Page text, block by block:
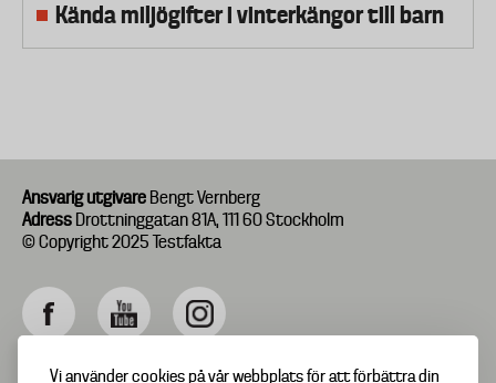
Vi använder cookies på vår webbplats för att förbättra din
Kända miljögifter i vinterkängor till barn
Ansvarig utgivare Bengt Vernberg
Adress Drottninggatan 81A, 111 60 Stockholm
© Copyright 2025 Testfakta